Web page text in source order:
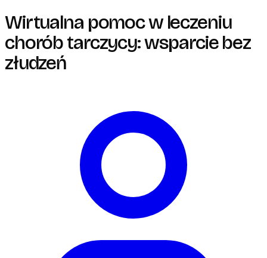
Wirtualna pomoc w leczeniu
chorób tarczycy: wsparcie bez
złudzeń